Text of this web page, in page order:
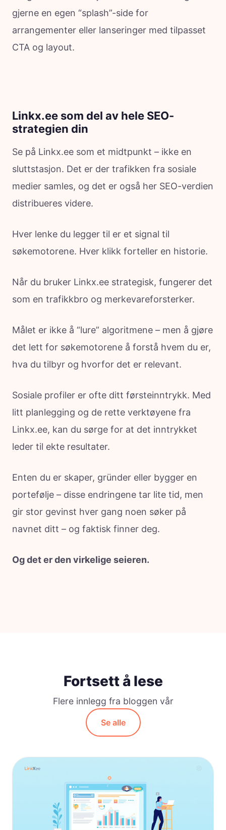
gjerne en egen “splash”-side for
arrangementer eller lanseringer med tilpasset
CTA og layout.
Linkx.ee som del av hele SEO-
strategien din
Se på Linkx.ee som et midtpunkt – ikke en
sluttstasjon. Det er der trafikken fra sosiale
medier samles, og det er også her SEO-verdien
distribueres videre.
Hver lenke du legger til er et signal til
søkemotorene. Hver klikk forteller en historie.
Når du bruker Linkx.ee strategisk, fungerer det
som en trafikkbro og merkevareforsterker.
Målet er ikke å “lure” algoritmene – men å gjøre
det lett for søkemotorene å forstå hvem du er,
hva du tilbyr og hvorfor det er relevant.
Sosiale profiler er ofte ditt førsteinntrykk. Med
litt planlegging og de rette verktøyene fra
Linkx.ee, kan du sørge for at det inntrykket
leder til ekte resultater.
Enten du er skaper, gründer eller bygger en
portefølje – disse endringene tar lite tid, men
gir stor gevinst hver gang noen søker på
navnet ditt – og faktisk finner deg.
Og det er den virkelige seieren.
Fortsett å lese
Flere innlegg fra bloggen vår
Se alle